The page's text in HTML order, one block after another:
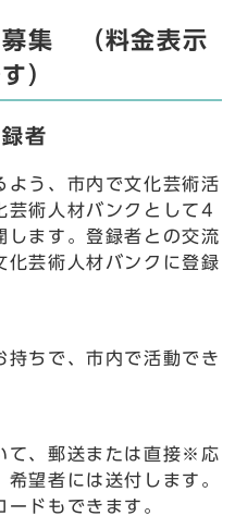
集 （料金表示
）
者
う、市内で文化芸術活
芸術人材バンクとして4
します。登録者との交流
化芸術人材バンクに登録
ちで、市内で活動でき
て、郵送または直接※応
望者には送付します。
ドもできます。